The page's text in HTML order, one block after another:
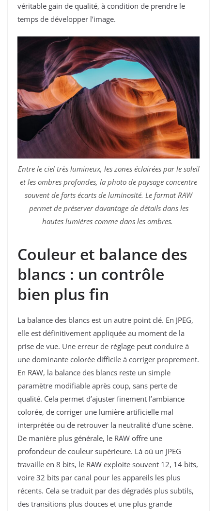
véritable gain de qualité, à condition de prendre le
temps de développer l’image.
Entre le ciel très lumineux, les zones éclairées par le soleil
et les ombres profondes, la photo de paysage concentre
souvent de forts écarts de luminosité. Le format RAW
permet de préserver davantage de détails dans les
hautes lumières comme dans les ombres.
Couleur et balance des
blancs : un contrôle
bien plus fin
La balance des blancs est un autre point clé. En JPEG,
elle est définitivement appliquée au moment de la
prise de vue. Une erreur de réglage peut conduire à
une dominante colorée difficile à corriger proprement.
En RAW, la balance des blancs reste un simple
paramètre modifiable après coup, sans perte de
qualité. Cela permet d’ajuster finement l’ambiance
colorée, de corriger une lumière artificielle mal
interprétée ou de retrouver la neutralité d’une scène.
De manière plus générale, le RAW offre une
profondeur de couleur supérieure. Là où un JPEG
travaille en 8 bits, le RAW exploite souvent 12, 14 bits,
voire 32 bits par canal pour les appareils les plus
récents. Cela se traduit par des dégradés plus subtils,
des transitions plus douces et une plus grande